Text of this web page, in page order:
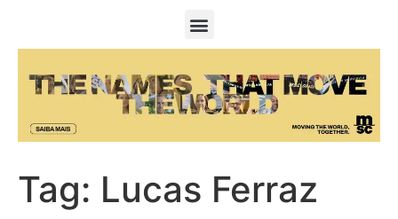
Tag: Lucas Ferraz